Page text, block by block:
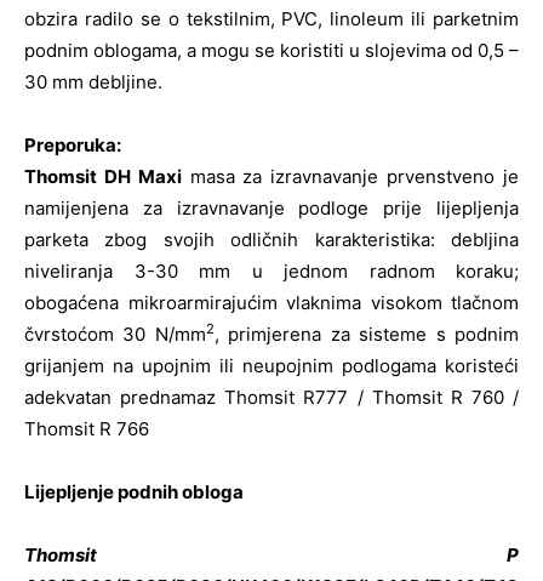
obzira radilo se o tekstilnim, PVC, linoleum ili parketnim
podnim oblogama, a mogu se koristiti u slojevima od 0,5 –
30 mm debljine.
Preporuka:
Thomsit DH Maximasa za izravnavanje prvenstveno je
namijenjena za izravnavanje podloge prije lijepljenja
parketa zbog svojih odličnih karakteristika: debljina
niveliranja 3-30 mm u jednom radnom koraku;
obogaćena mikroarmirajućim vlaknima visokom tlačnom
čvrstoćom 30 N/mm2, primjerena za sisteme s podnim
grijanjem na upojnim ili neupojnim podlogama koristeći
adekvatan prednamaz Thomsit R777 / Thomsit R 760 /
Thomsit R 766
Lijepljenje podnih obloga
Thomsit P